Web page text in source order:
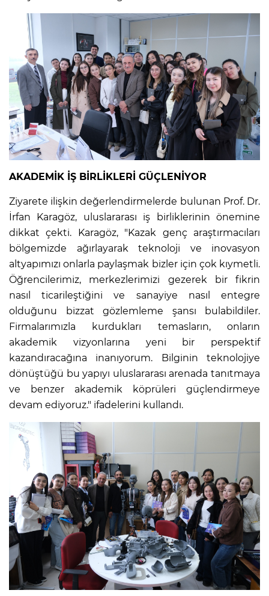
AKADEMİK İŞ BİRLİKLERİ GÜÇLENİYOR
Ziyarete ilişkin değerlendirmelerde bulunan Prof. Dr.
İrfan Karagöz, uluslararası iş birliklerinin önemine
dikkat çekti. Karagöz, "Kazak genç araştırmacıları
bölgemizde ağırlayarak teknoloji ve inovasyon
altyapımızı onlarla paylaşmak bizler için çok kıymetli.
Öğrencilerimiz, merkezlerimizi gezerek bir fikrin
nasıl ticarileştiğini ve sanayiye nasıl entegre
olduğunu bizzat gözlemleme şansı bulabildiler.
Firmalarımızla kurdukları temasların, onların
akademik vizyonlarına yeni bir perspektif
kazandıracağına inanıyorum. Bilginin teknolojiye
dönüştüğü bu yapıyı uluslararası arenada tanıtmaya
ve benzer akademik köprüleri güçlendirmeye
devam ediyoruz." ifadelerini kullandı.